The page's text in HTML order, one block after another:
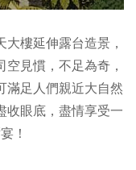
樓延伸露台造景，
見慣，不足為奇，
滿足人們親近大自然
收眼底，盡情享受一
！